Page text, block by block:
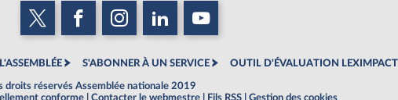
S'ABONNER À UN SERVICE OUTIL D'ÉVALUATION LEXIMPACT
droits réservés Assemblée nationale 2019
conforme Contacter le webmestre Fils RSS Gestion des cookies